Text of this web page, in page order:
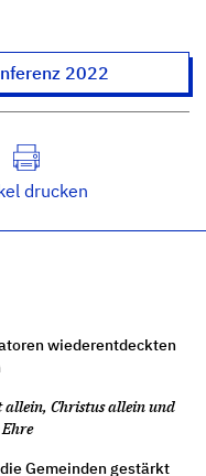
2022
drucken
wiederentdeckten
Christus allein und
Gemeinden gestärkt